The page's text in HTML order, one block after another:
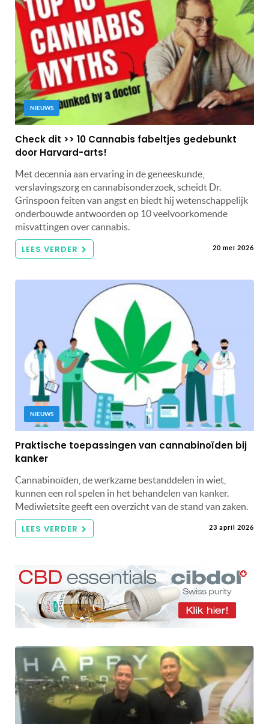
NIEUWS
Check dit >> 10 Cannabis fabeltjes gedebunkt
door Harvard-arts!
Met decennia aan ervaring in de geneeskunde,
verslavingszorg en cannabisonderzoek, scheidt Dr.
Grinspoon feiten van angst en biedt hij wetenschappelijk
onderbouwde antwoorden op 10 veelvoorkomende
misvattingen over cannabis.
LEES VERDER 20 mei 2026
NIEUWS
Praktische toepassingen van cannabinoïden bij
kanker
Cannabinoïden, de werkzame bestanddelen in wiet,
kunnen een rol spelen in het behandelen van kanker.
Mediwietsite geeft een overzicht van de stand van zaken.
LEES VERDER 23 april 2026